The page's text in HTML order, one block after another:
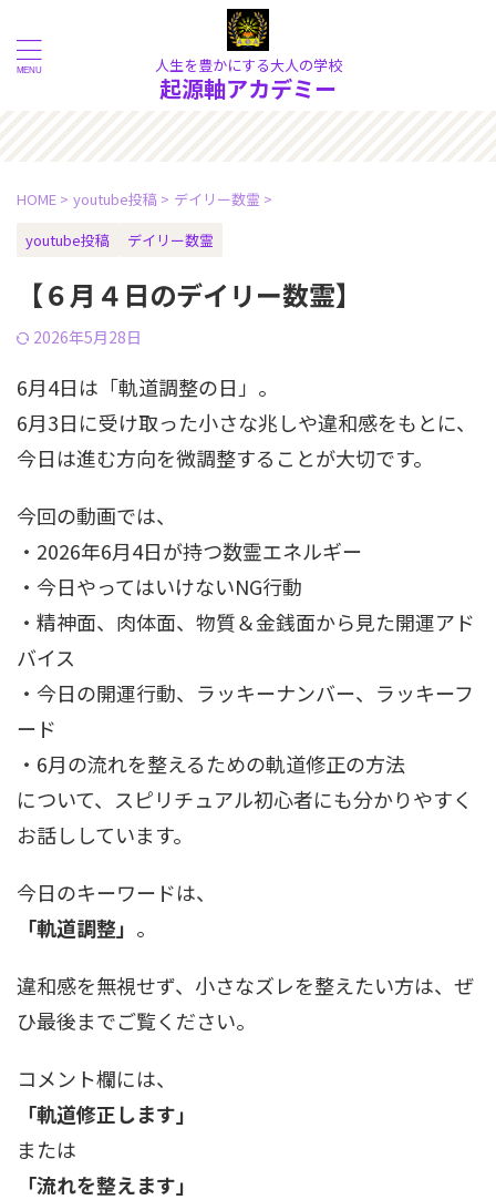
人生を豊かにする大人の学校
起源軸アカデミー
HOME > youtube投稿 > デイリー数霊 >
youtube投稿
デイリー数霊
【６月４日のデイリー数霊】
2026年5月28日
6月4日は「軌道調整の日」。
6月3日に受け取った小さな兆しや違和感をもとに、
今日は進む方向を微調整することが大切です。
今回の動画では、
・2026年6月4日が持つ数霊エネルギー
・今日やってはいけないNG行動
・精神面、肉体面、物質＆金銭面から見た開運アド
バイス
・今日の開運行動、ラッキーナンバー、ラッキーフ
ード
・6月の流れを整えるための軌道修正の方法
について、スピリチュアル初心者にも分かりやすく
お話ししています。
今日のキーワードは、
「軌道調整」 。
違和感を無視せず、小さなズレを整えたい方は、ぜ
ひ最後までご覧ください。
コメント欄には、
「軌道修正します」
または
「流れを整えます」